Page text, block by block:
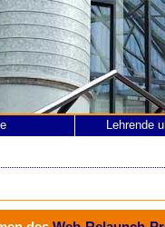
Lehrende